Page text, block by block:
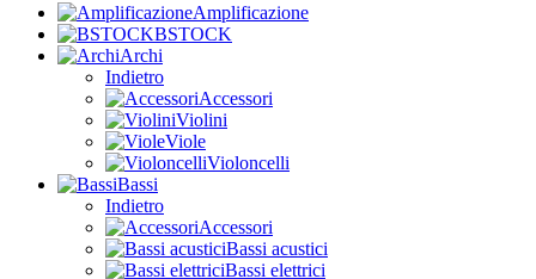
Amplificazione
BSTOCK
Archi
Indietro
Accessori
Violini
Viole
Violoncelli
Bassi
Indietro
Accessori
Bassi acustici
Bassi elettrici